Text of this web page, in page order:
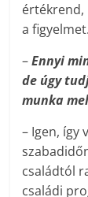
a figyelmet.
–Ennyi
de úgy
munka
– Igen, így
családtól
családi